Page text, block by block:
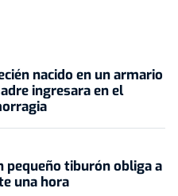
nacido en un armario
ingresara en el
pequeño tiburón obliga a
una hora